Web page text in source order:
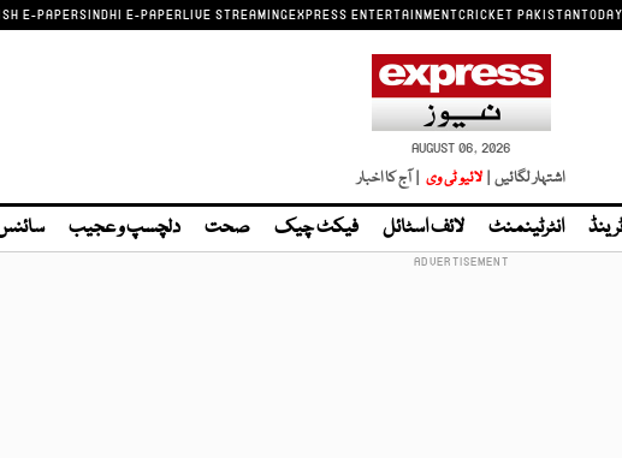
E-PAPERSINDHI E-PAPERLIVE STREAMINGEXPRESS ENTERTAINMENTCRICKET PAKISTAN
AUGUST 06, 2026
اشتہار لگائیں | لائیو ٹی وی | آج کا اخبار
انٹرٹینمنٹ لائف اسٹائل فیکٹ چیک صحت دلچسپ و عجیب